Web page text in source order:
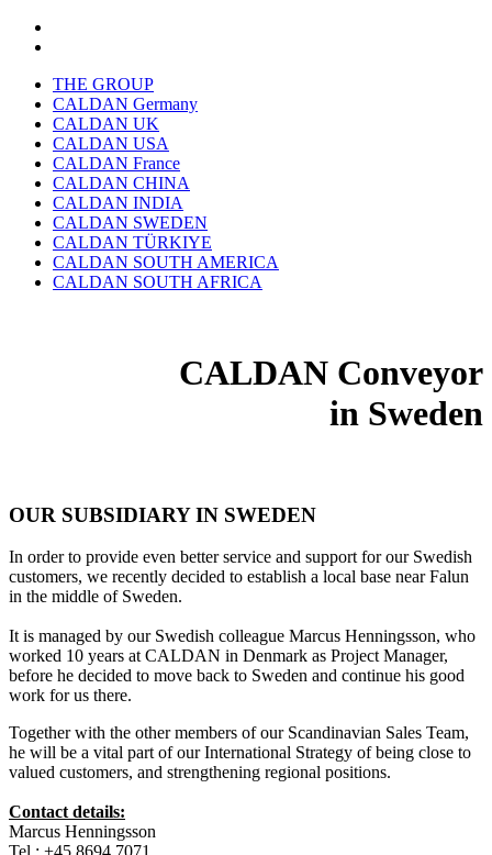
THE GROUP
CALDAN Germany
CALDAN UK
CALDAN USA
CALDAN France
CALDAN CHINA
CALDAN INDIA
CALDAN SWEDEN
CALDAN TÜRKIYE
CALDAN SOUTH AMERICA
CALDAN SOUTH AFRICA
CALDAN Conveyor
in Sweden
OUR SUBSIDIARY IN SWEDEN
In order to provide even better service and support for our Swedish
customers, we recently decided to establish a local base near Falun
in the middle of Sweden.
It is managed by our Swedish colleague Marcus Henningsson, who
worked 10 years at CALDAN in Denmark as Project Manager,
before he decided to move back to Sweden and continue his good
work for us there.
Together with the other members of our Scandinavian Sales Team,
he will be a vital part of our International Strategy of being close to
valued customers, and strengthening regional positions.
Contact details:
Marcus Henningsson